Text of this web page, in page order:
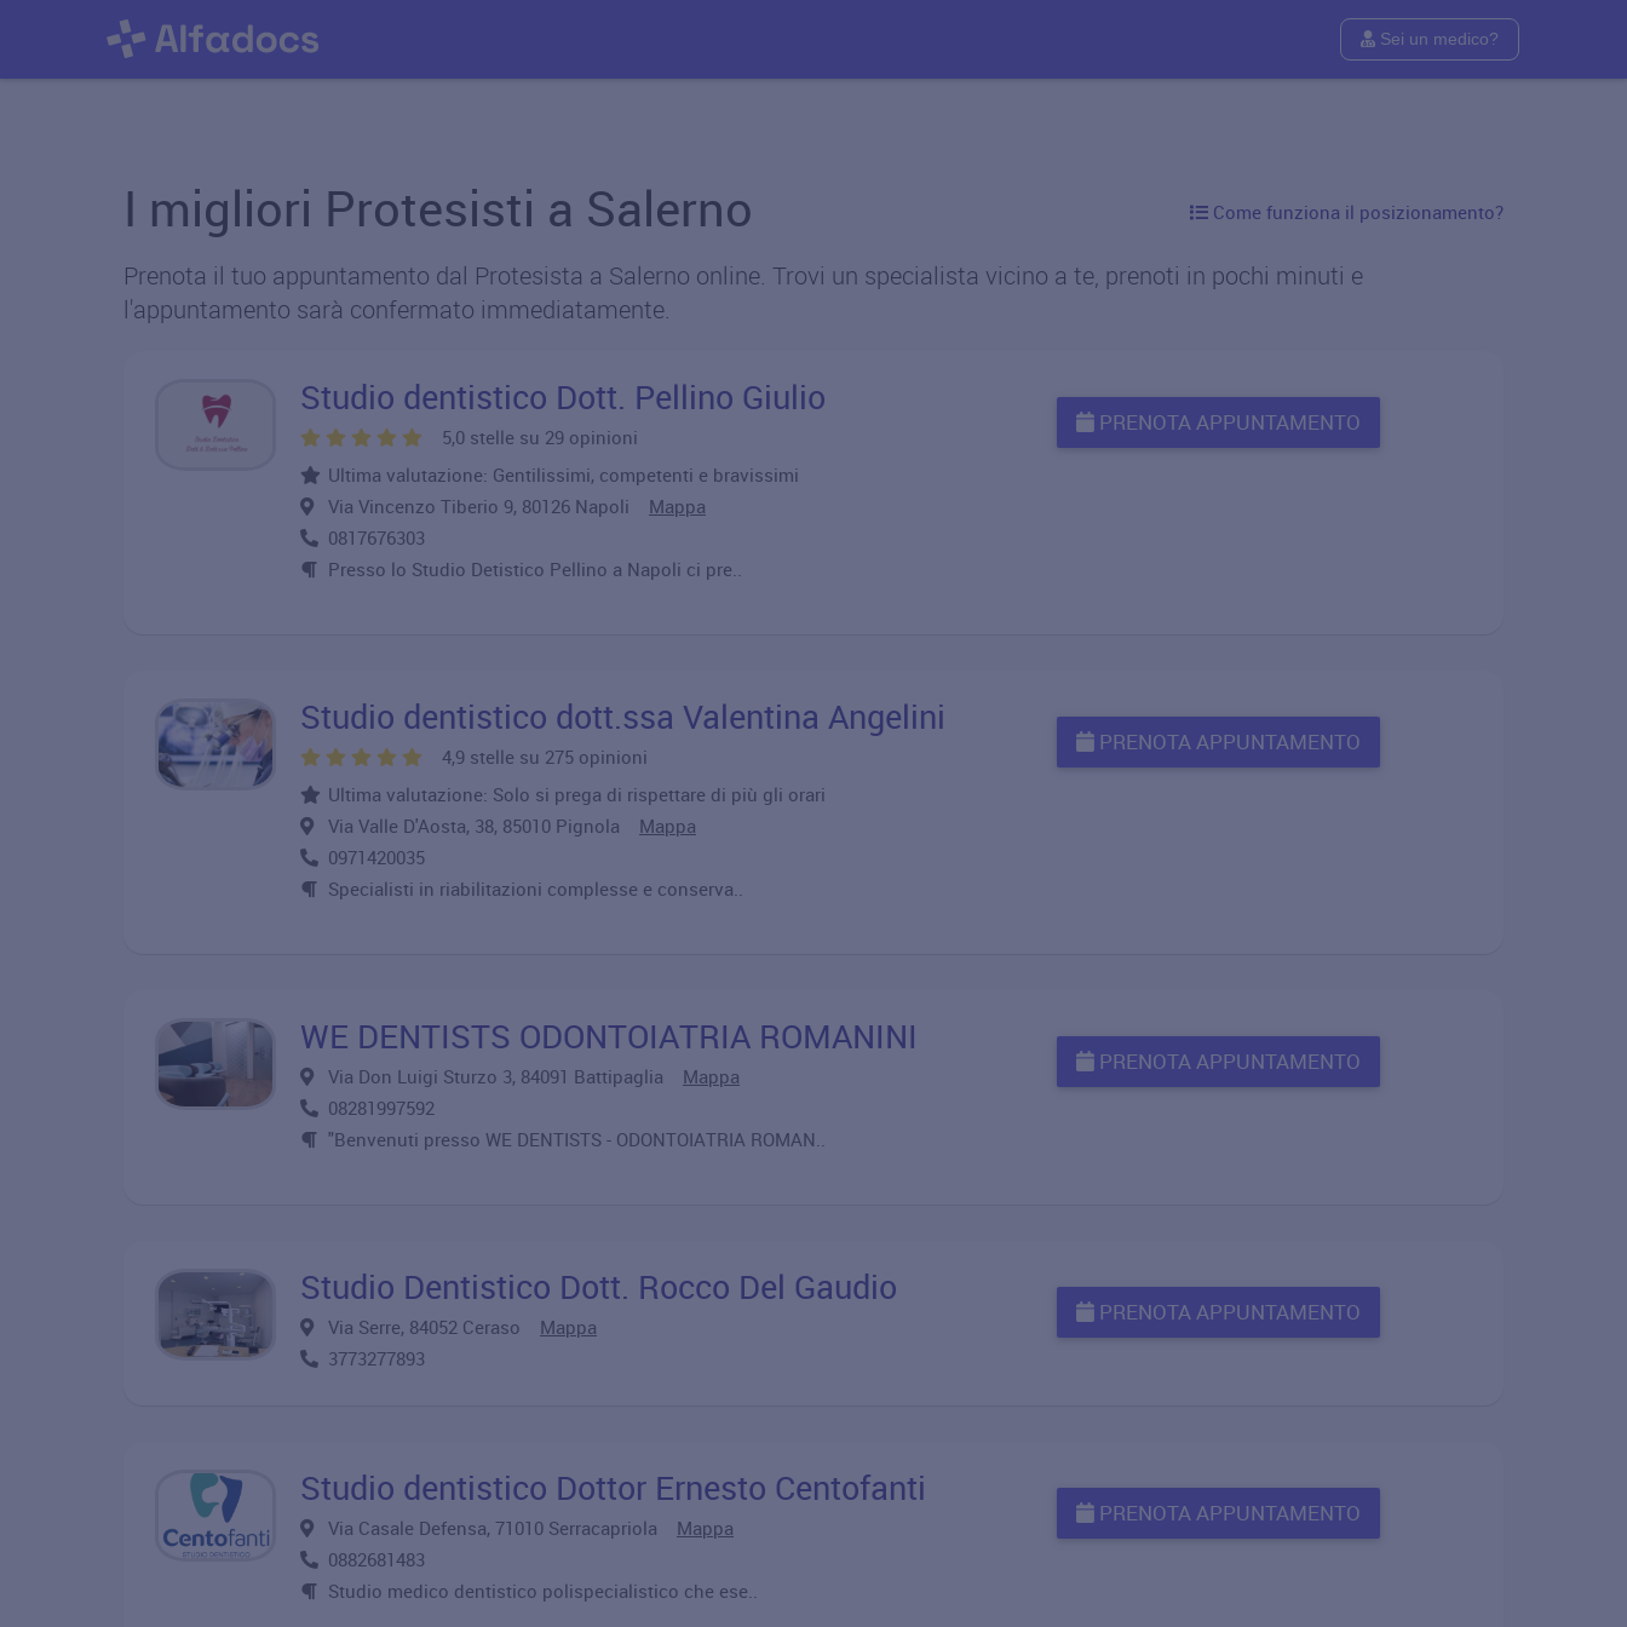
Sei un medico?
I migliori Protesisti a Salerno Come funziona il posizionamento?
Prenota il tuo appuntamento dal Protesista a Salerno online. Trovi un specialista vicino a te, prenoti in pochi minuti e
l'appuntamento sarà confermato immediatamente.
Studio dentistico Dott. Pellino Giulio
5,0 stelle su 29 opinioni
Ultima valutazione: Gentilissimi, competenti e bravissimi
Via Vincenzo Tiberio 9, 80126 Napoli Mappa
0817676303
Presso lo Studio Detistico Pellino a Napoli ci pre..
PRENOTA APPUNTAMENTO
Studio dentistico dott.ssa Valentina Angelini
4,9 stelle su 275 opinioni
Ultima valutazione: Solo si prega di rispettare di più gli orari
Via Valle D'Aosta, 38, 85010 Pignola Mappa
0971420035
Specialisti in riabilitazioni complesse e conserva..
PRENOTA APPUNTAMENTO
WE DENTISTS ODONTOIATRIA ROMANINI
Via Don Luigi Sturzo 3, 84091 Battipaglia Mappa
08281997592
"Benvenuti presso WE DENTISTS - ODONTOIATRIA ROMAN..
PRENOTA APPUNTAMENTO
Studio Dentistico Dott. Rocco Del Gaudio
Via Serre, 84052 Ceraso Mappa
3773277893
PRENOTA APPUNTAMENTO
Studio dentistico Dottor Ernesto Centofanti
Via Casale Defensa, 71010 Serracapriola Mappa
0882681483
Studio medico dentistico polispecialistico che ese..
PRENOTA APPUNTAMENTO